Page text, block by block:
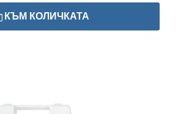
КЪМ КОЛИЧКАТА